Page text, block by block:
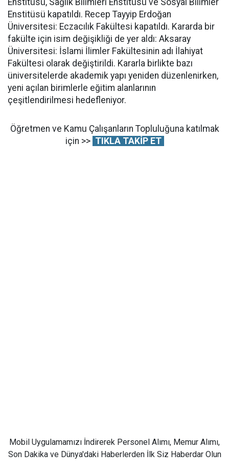
Enstitüsü kapatıldı. Recep Tayyip Erdoğan
Üniversitesi: Eczacılık Fakültesi kapatıldı. Kararda bir
fakülte için isim değişikliği de yer aldı: Aksaray
Üniversitesi: İslami İlimler Fakültesinin adı İlahiyat
Fakültesi olarak değiştirildi. Kararla birlikte bazı
üniversitelerde akademik yapı yeniden düzenlenirken,
yeni açılan birimlerle eğitim alanlarının
çeşitlendirilmesi hedefleniyor.
Öğretmen ve Kamu Çalışanların Topluluğuna katılmak
için >> TIKLA TAKİP ET
Mobil Uygulamamızı İndirerek Personel Alımı, Memur Alımı,
Son Dakika ve Dünya'daki Haberlerden İlk Siz Haberdar Olun